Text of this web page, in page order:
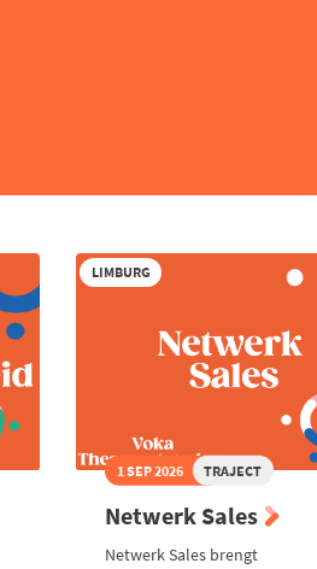
LIMBURG
1 SEP 2026 TRAJECT
Netwerk Sales
Netwerk Sales brengt